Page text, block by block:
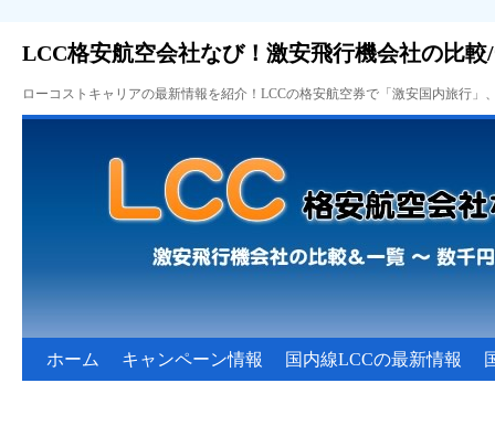
LCC格安航空会社なび！激安飛行機会社の比較
ローコストキャリアの最新情報を紹介！LCCの格安航空券で「激安国内旅行
ホーム キャンペーン情報 国内線LCCの最新情報